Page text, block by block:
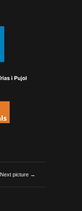
Next picture →